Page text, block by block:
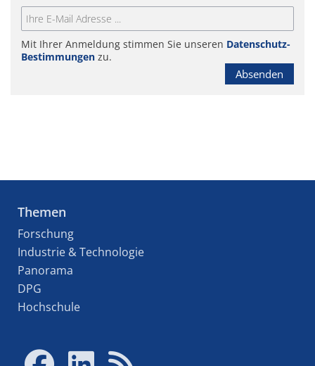
Mit Ihrer Anmeldung stimmen Sie unseren Datenschutz-
Bestimmungen zu.
Absenden
Themen
Forschung
Industrie & Technologie
Panorama
DPG
Hochschule